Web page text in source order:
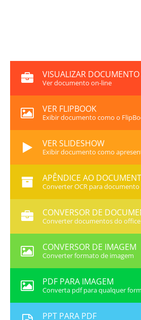
VISUALIZAR DOCUMENTO
Ver documento on-line
VER FLIPBOOK
Exibir documento como o
VER SLIDESHOW
Exibir documento como
APÊNDICE AO
Converter OCR para documento
CONVERSOR DE
Converter documentos do office
CONVERSOR DE IMAGEM
Converter formato de imagem
PDF PARA IMAGEM
Converta pdf para qualquer
PPT PARA PDF